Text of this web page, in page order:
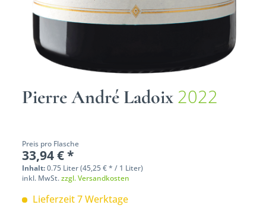
Pierre André Ladoix 2022
Preis pro Flasche
33,94 € *
Inhalt:0.75 Liter (45,25 € * / 1 Liter)
inkl. MwSt.zzgl. Versandkosten
Lieferzeit 7 Werktage